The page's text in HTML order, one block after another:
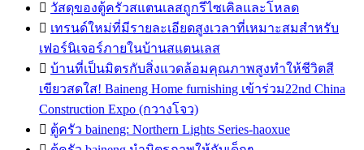
 วัสดุของตู้ครัวสแตนเลสถูกรีไซเคิลและโหลด
 เทรนด์ใหม่ที่มีรายละเอียดสูงเวลาที่เหมาะสมสำหรับ
เฟอร์นิเจอร์ภายในบ้านสแตนเลส
 บ้านที่เป็นมิตรกับสิ่งแวดล้อมคุณภาพสูงทำให้ชีวิตสี
เขียวสดใส! Baineng Home furnishing เข้าร่วม22nd China
Construction Expo (กวางโจว)
 ตู้ครัว baineng: Northern Lights Series-haoxue